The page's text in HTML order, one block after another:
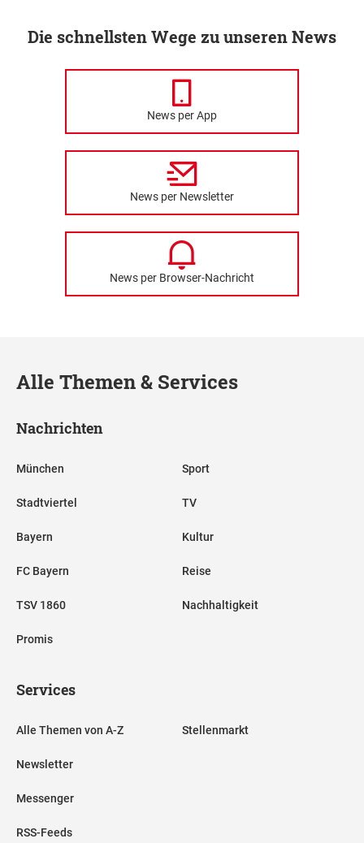
Die schnellsten Wege zu unseren News
News per App
News per Newsletter
News per Browser-Nachricht
Alle Themen & Services
Nachrichten
München
Stadtviertel
Bayern
FC Bayern
TSV 1860
Promis
Sport
TV
Kultur
Reise
Nachhaltigkeit
Services
Alle Themen von A-Z
Newsletter
Messenger
RSS-Feeds
Stellenmarkt